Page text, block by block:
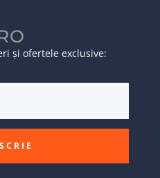
și ofertele exclusive: